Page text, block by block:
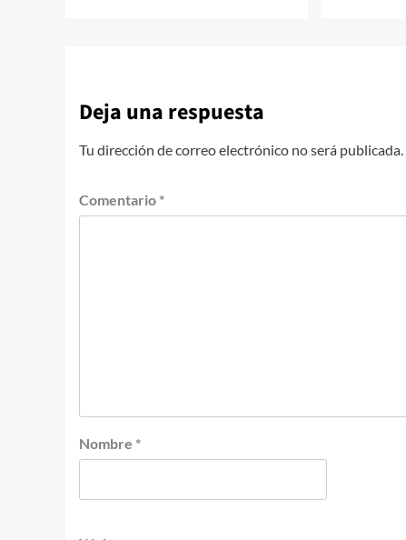
Deja una respuesta
Tu dirección de correo electrónico no será publicada.
Comentario *
Nombre *